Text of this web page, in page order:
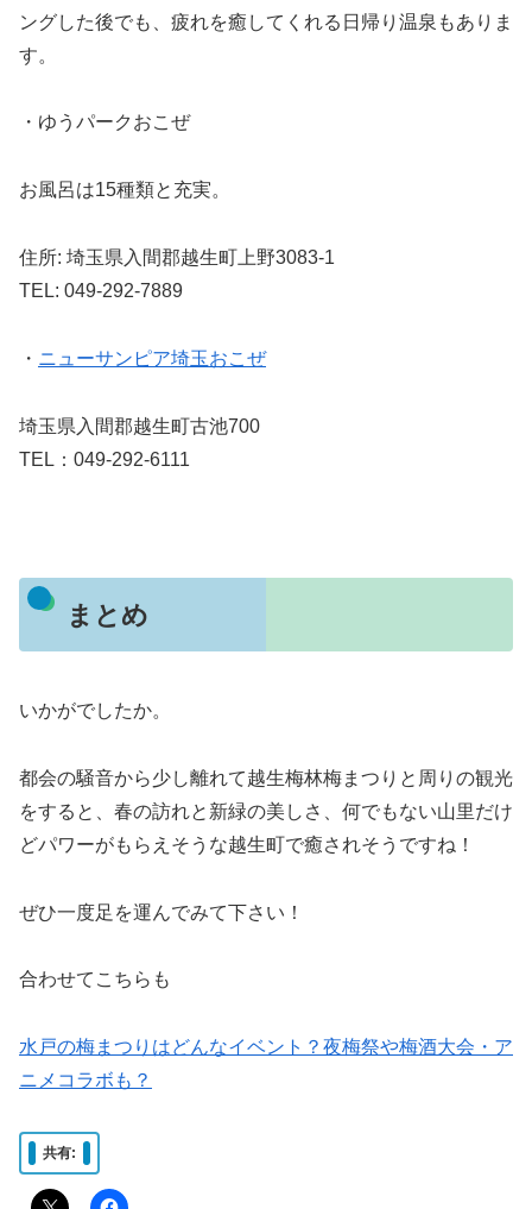
ングした後でも、疲れを癒してくれる日帰り温泉もありま
す。
・ゆうパークおこぜ
お風呂は15種類と充実。
住所: 埼玉県入間郡越生町上野3083-1
TEL: 049-292-7889
・ ニューサンピア埼玉おこぜ
埼玉県入間郡越生町古池700
TEL：049-292-6111
まとめ
いかがでしたか。
都会の騒音から少し離れて越生梅林梅まつりと周りの観光
をすると、春の訪れと新緑の美しさ、何でもない山里だけ
どパワーがもらえそうな越生町で癒されそうですね！
ぜひ一度足を運んでみて下さい！
合わせてこちらも
水戸の梅まつりはどんなイベント？夜梅祭や梅酒大会・ア
ニメコラボも？
共有: